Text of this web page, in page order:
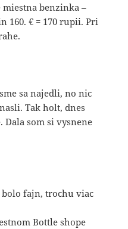
miestna benzinka –
160. € = 170 rupii. Pri
sa najedli, no nic
Tak holt, dnes
som si vysnene
bolo fajn, trochu viac
Bottle shope